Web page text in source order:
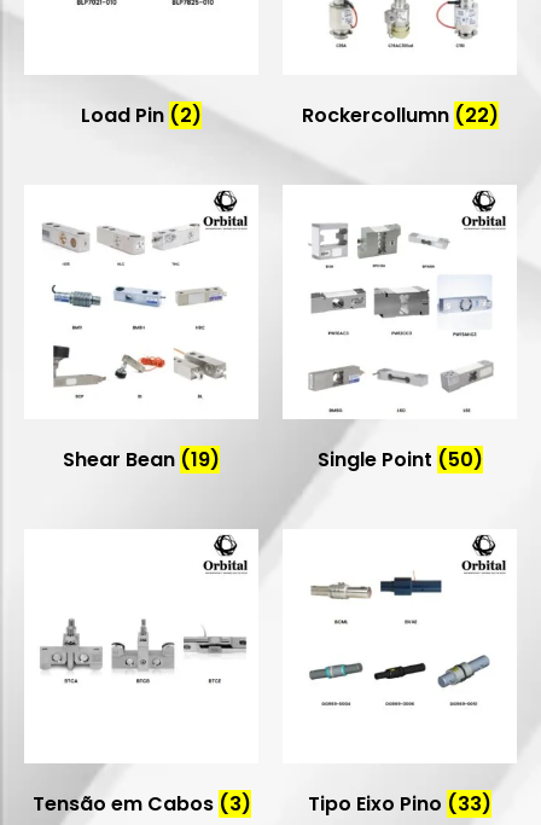
Load Pin (2) Rockercollumn (22)
Shear Bean (19) Single Point (50)
Tensão em Cabos (3) Tipo Eixo Pino (33)